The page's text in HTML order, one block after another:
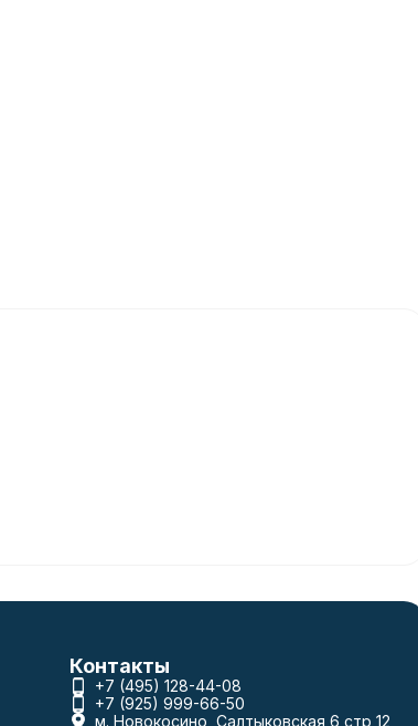
Контакты
+7 (495) 128-44-08
+7 (925) 999-66-50
м. Новокосино, Салтыковская 6 стр 12